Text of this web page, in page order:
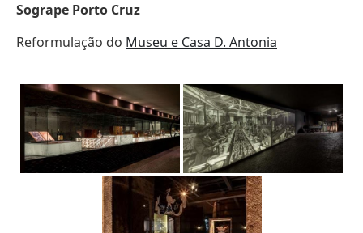
Sogrape Porto Cruz
Reformulação do Museu e Casa D. Antonia